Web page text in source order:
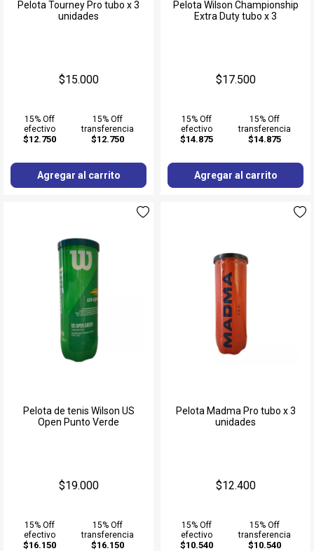
Muñequeras
Pelota Tourney Pro tubo x 3
unidades
$15.000
15% Off
efectivo
$12.750
15% Off
transferencia
$12.750
Agregar al carrito
Pelota Wilson Championship
Extra Duty tubo x 3
$17.500
15% Off
efectivo
$14.875
15% Off
transferencia
$14.875
Agregar al carrito
Pelota de tenis Wilson US
Open Punto Verde
$19.000
15% Off
efectivo
$16.150
15% Off
transferencia
$16.150
Pelota Madma Pro tubo x 3
unidades
$12.400
15% Off
efectivo
$10.540
15% Off
transferencia
$10.540